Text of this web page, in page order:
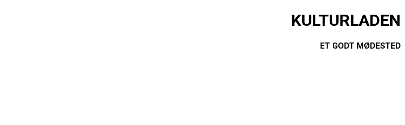
KULTURLADEN
ET GODT MØDESTED